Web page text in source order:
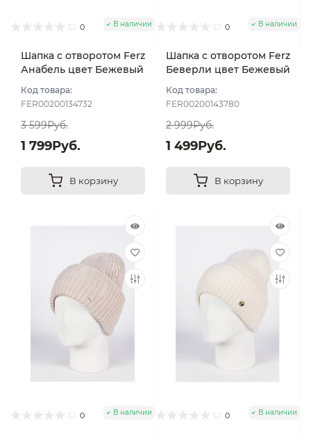
0 В наличии
Шапка с отворотом Ferz
Анабель цвет Бежевый
Код товара:
FER00200134732
3 599Руб.
1 799Руб.
В корзину
0 В наличии
Шапка с отворотом Ferz
Беверли цвет Бежевый
Код товара:
FER00200143780
2 999Руб.
1 499Руб.
В корзину
0 В наличии 0 В наличии